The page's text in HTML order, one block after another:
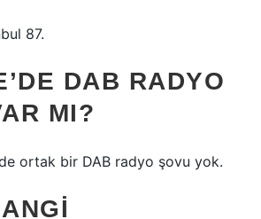
87.
DAB RADYO
MI?
ortak bir DAB radyo şovu yok.